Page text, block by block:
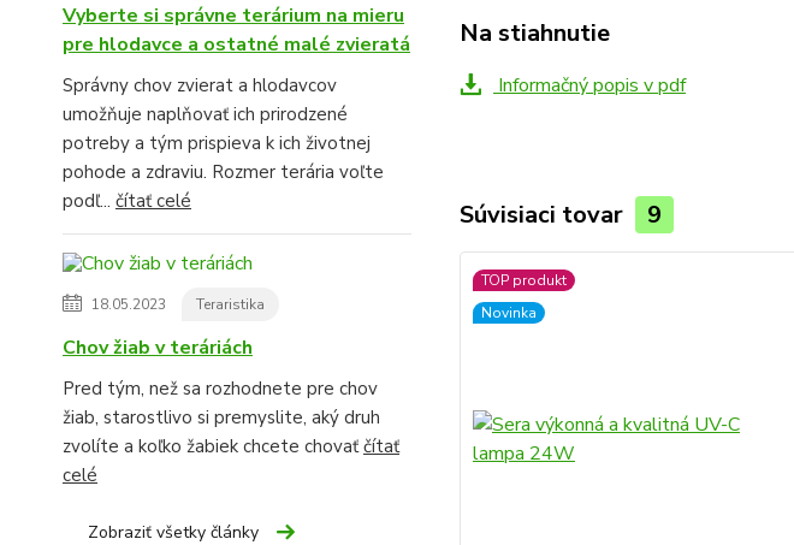
Vyberte si správne terárium na mieru
pre hlodavce a ostatné malé zvieratá
Správny chov zvierat a hlodavcov
umožňuje naplňovať ich prirodzené
potreby a tým prispieva k ich životnej
pohode a zdraviu. Rozmer terária voľte
podľ... čítať celé
18.05.2023 Teraristika
Chov žiab v teráriách
Pred tým, než sa rozhodnete pre chov
žiab, starostlivo si premyslite, aký druh
zvolíte a koľko žabiek chcete chovaťčítať
celé
Zobraziť všetky články
Na stiahnutie
Informačný popis v pdf
Súvisiaci tovar 9
TOP produkt
Novinka